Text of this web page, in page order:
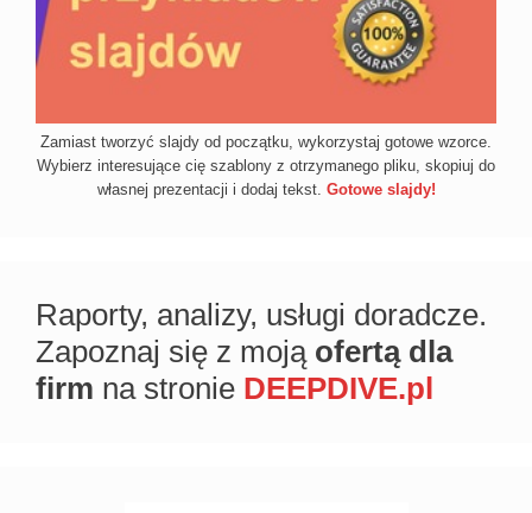
Zamiast tworzyć slajdy od początku, wykorzystaj gotowe wzorce.
Wybierz interesujące cię szablony z otrzymanego pliku, skopiuj do
własnej prezentacji i dodaj tekst. Gotowe slajdy!
Raporty, analizy, usługi doradcze.
Zapoznaj się z mojąofertą dla
firm na stronie DEEPDIVE.pl